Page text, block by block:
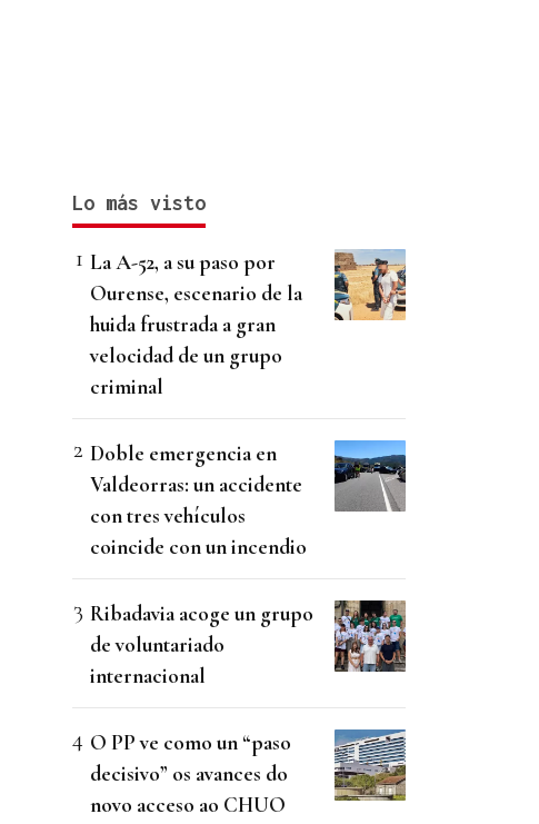
Lo más visto
La A-52, a su paso por
Ourense, escenario de la
huida frustrada a gran
velocidad de un grupo
criminal
Doble emergencia en
Valdeorras: un accidente
con tres vehículos
coincide con un incendio
Ribadavia acoge un grupo
de voluntariado
internacional
O PP ve como un “paso
decisivo” os avances do
novo acceso ao CHUO